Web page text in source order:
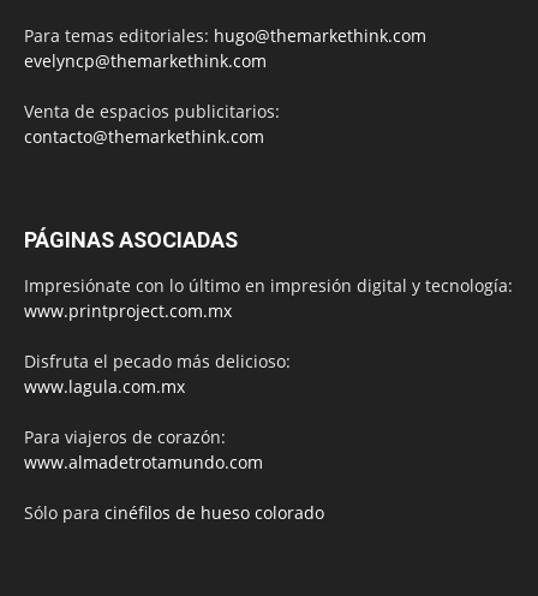
Para temas editoriales: hugo@themarkethink.com
evelyncp@themarkethink.com
Venta de espacios publicitarios:
contacto@themarkethink.com
PÁGINAS ASOCIADAS
Impresiónate con lo último en impresión digital y tecnología:
www.printproject.com.mx
Disfruta el pecado más delicioso:
www.lagula.com.mx
Para viajeros de corazón:
www.almadetrotamundo.com
Sólo para cinéfilos de hueso colorado